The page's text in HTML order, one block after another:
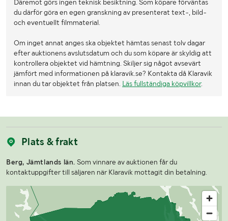
Däremot görs ingen teknisk besiktning. Som köpare förväntas
du därför göra en egen granskning av presenterat text-, bild-
och eventuellt filmmaterial.
Om inget annat anges ska objektet hämtas senast tolv dagar
efter auktionens avslutsdatum och du som köpare är skyldig att
kontrollera objektet vid hämtning. Skiljer sig något avsevärt
jämfört med informationen på klaravik.se? Kontakta då Klaravik
innan du tar objektet från platsen. Läs fullständiga köpvillkor.
Plats & frakt
Berg, Jämtlands län. Som vinnare av auktionen får du
kontaktuppgifter till säljaren när Klaravik mottagit din betalning.